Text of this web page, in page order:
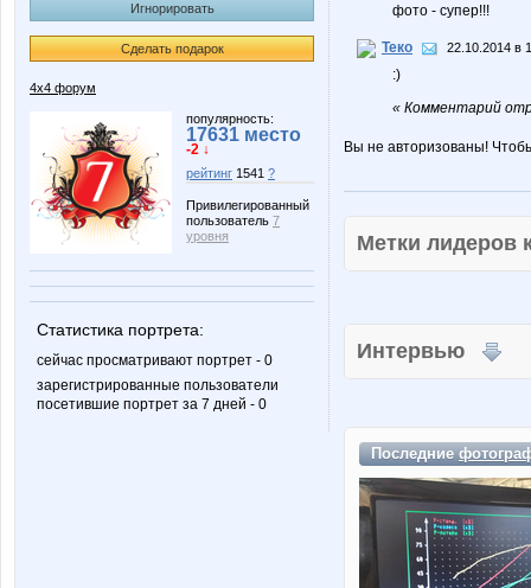
Игнорировать
Сделать подарок
4х4 форум
популярность:
17631 место
-2 ↓
рейтинг 1541 ?
Привилегированный
пользователь 7
уровня
Статистика портрета:
сейчас просматривают портрет - 0
зарегистрированные пользователи
посетившие портрет за 7 дней - 0
фото - супер!!!
Теко 22.10.2014 в
:)
« Комментарий
Вы не авторизованы!
Метки
Интервью
Последние